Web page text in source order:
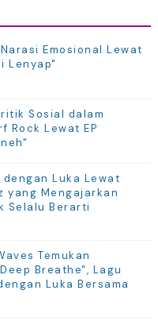
Emosional Lewat
Lenyap"
Sosial dalam
Rock Lewat EP
Luka Lewat
yang Mengajarkan
Selalu Berarti
Temukan
Breathe", Lagu
Luka Bersama